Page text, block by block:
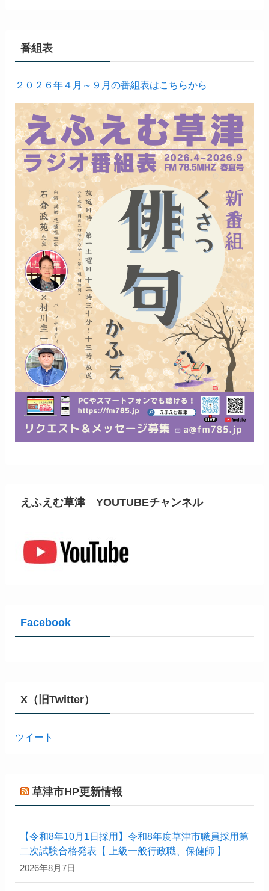
番組表
２０２６年４月～９月の番組表はこちらから
えふえむ草津 YOUTUBEチャンネル
Facebook
X（旧Twitter）
ツイート
草津市HP更新情報
【令和8年10月1日採用】令和8年度草津市職員採用第
二次試験合格発表【 上級一般行政職、保健師 】
2026年8月7日